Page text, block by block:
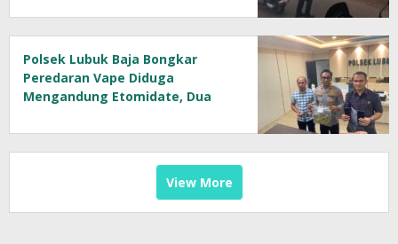
Polsek Lubuk Baja Bongkar
Peredaran Vape Diduga
Mengandung Etomidate, Dua
View More